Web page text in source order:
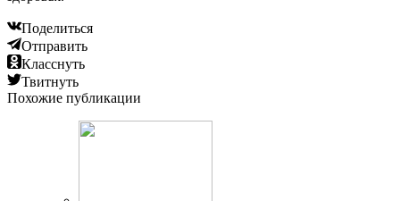
Поделиться
Отправить
Класснуть
Твитнуть
Похожие публикации